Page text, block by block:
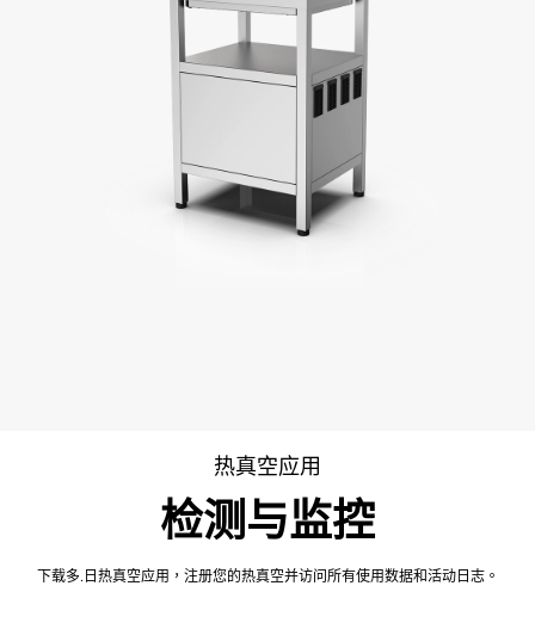
热真空应用
检测与监控
下载多.日热真空应用，注册您的热真空并访问所有使用数据和活动日志。